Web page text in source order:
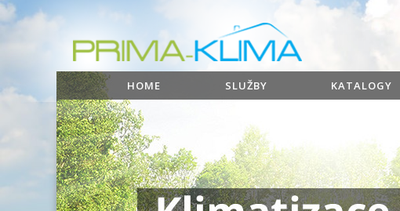
HOME SLUŽBY KATALOGY